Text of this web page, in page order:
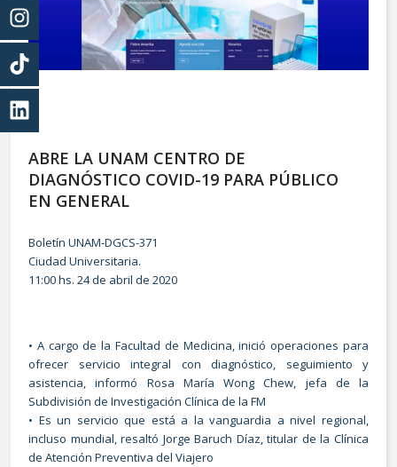
ABRE LA UNAM CENTRO DE
DIAGNÓSTICO COVID-19 PARA PÚBLICO
EN GENERAL
Boletín UNAM-DGCS-371
Ciudad Universitaria.
11:00 hs. 24 de abril de 2020
• A cargo de la Facultad de Medicina, inició operaciones para
ofrecer servicio integral con diagnóstico, seguimiento y
asistencia, informó Rosa María Wong Chew, jefa de la
Subdivisión de Investigación Clínica de la FM
• Es un servicio que está a la vanguardia a nivel regional,
incluso mundial, resaltó Jorge Baruch Díaz, titular de la Clínica
de Atención Preventiva del Viajero